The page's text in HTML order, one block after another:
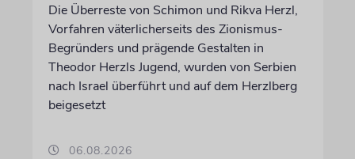
Die Überreste von Schimon und Rikva Herzl,
Vorfahren väterlicherseits des Zionismus-
Begründers und prägende Gestalten in
Theodor Herzls Jugend, wurden von Serbien
nach Israel überführt und auf dem Herzlberg
beigesetzt
06.08.2026